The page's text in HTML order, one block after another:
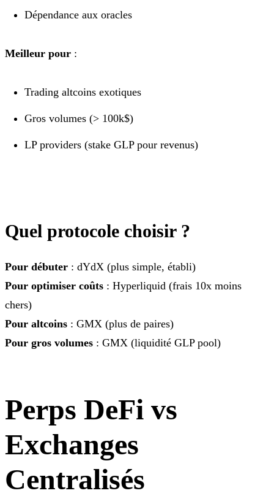
Dépendance aux oracles
Meilleur pour :
Trading altcoins exotiques
Gros volumes (> 100k$)
LP providers (stake GLP pour revenus)
Quel protocole choisir ?
Pour débuter : dYdX (plus simple, établi)
Pour optimiser coûts : Hyperliquid (frais 10x moins
chers)
Pour altcoins : GMX (plus de paires)
Pour gros volumes : GMX (liquidité GLP pool)
Perps DeFi vs
Exchanges
Centralisés